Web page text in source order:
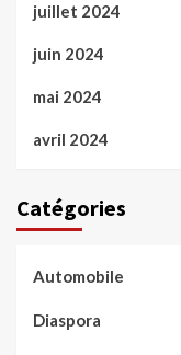
juillet 2024
juin 2024
mai 2024
avril 2024
Catégories
Automobile
Diaspora